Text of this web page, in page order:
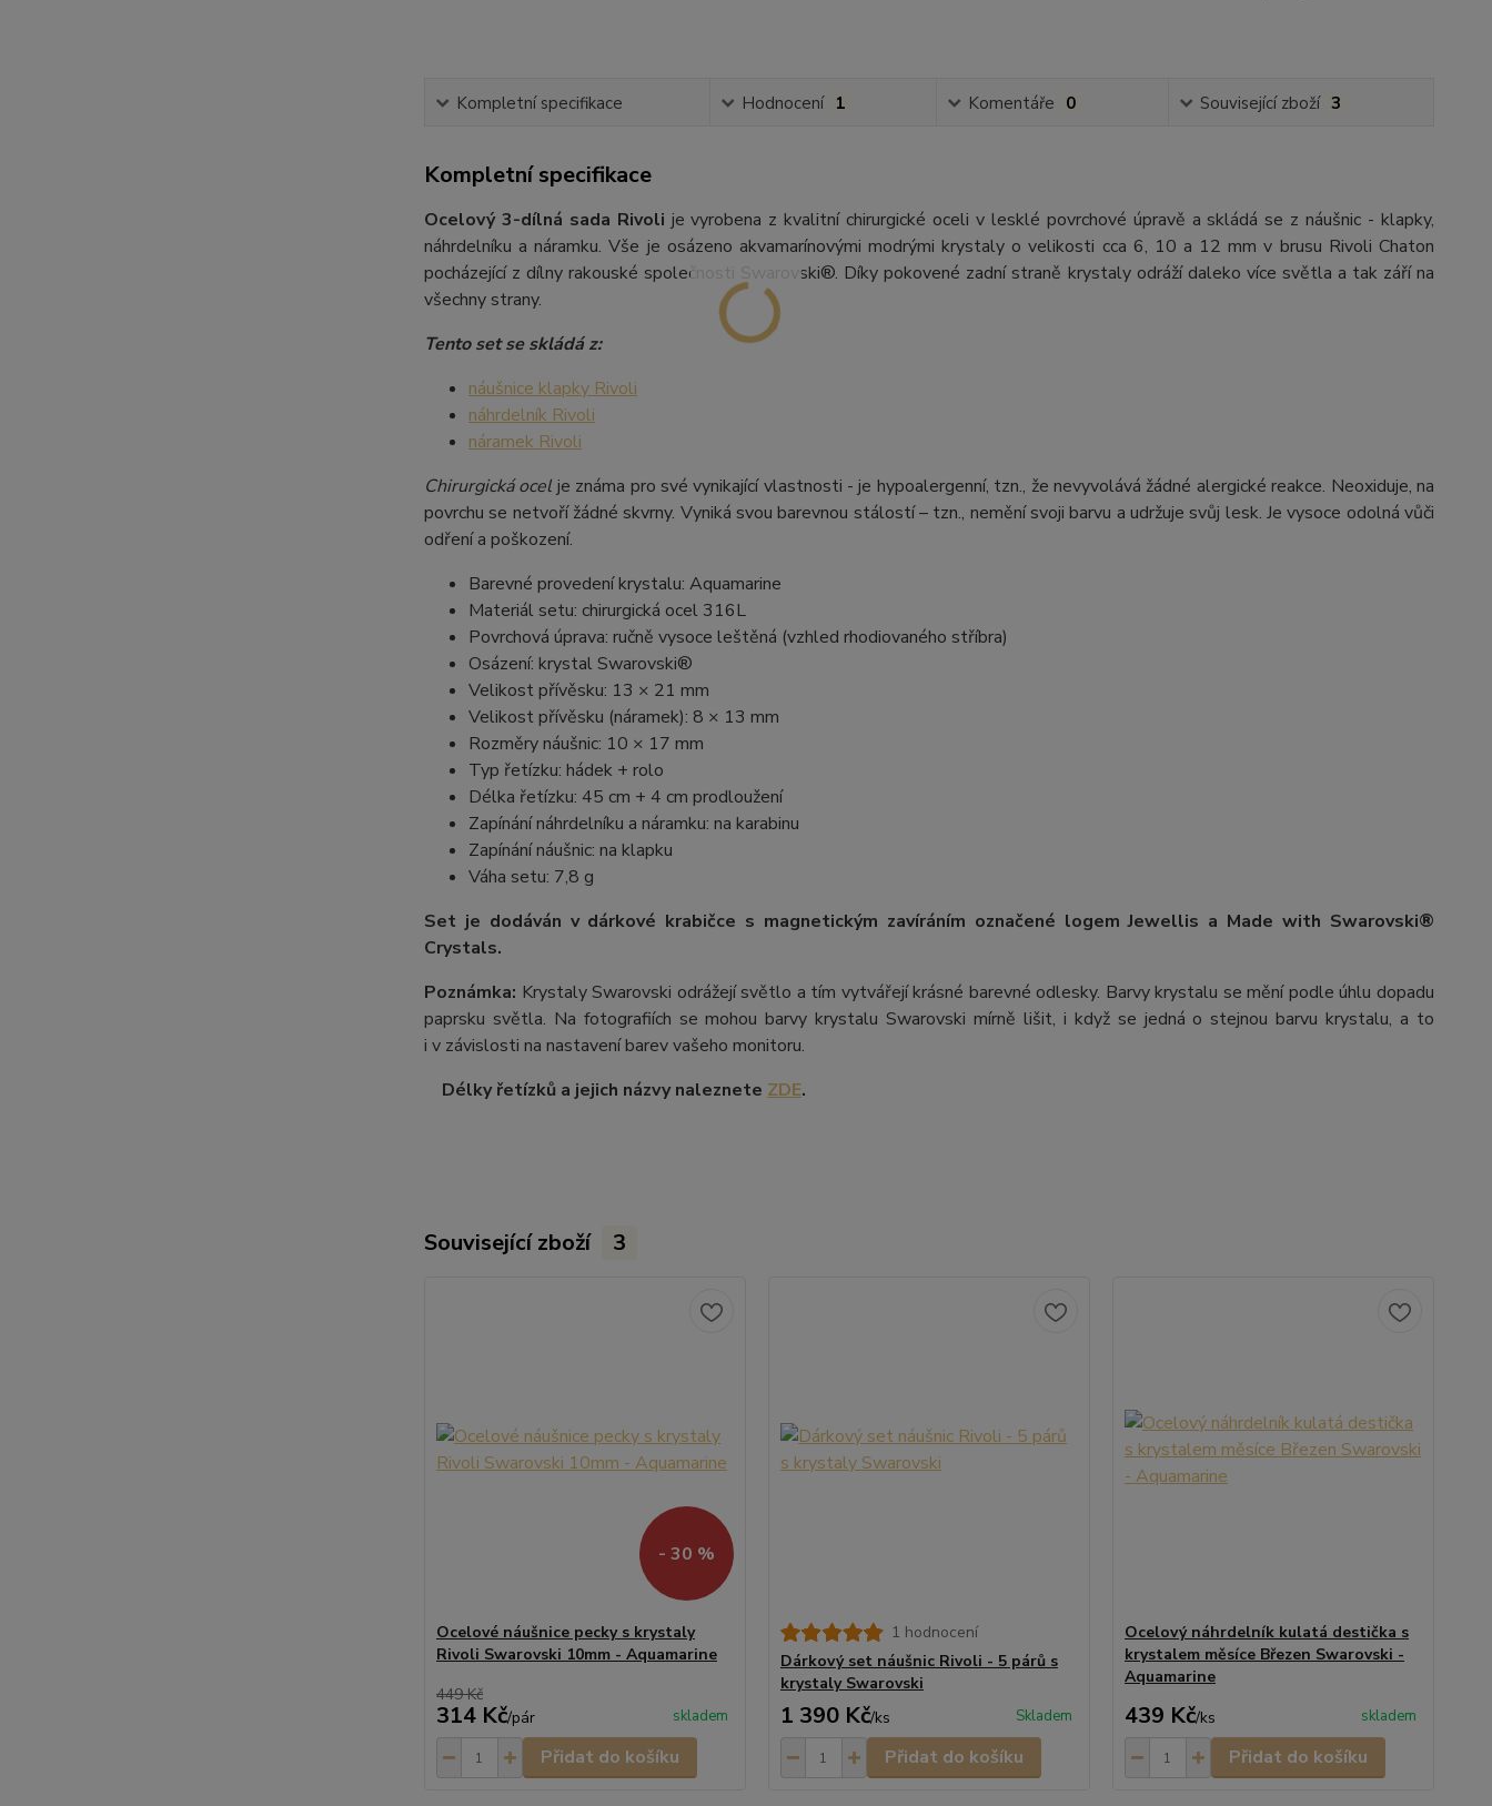
Kompletní specifikace Hodnocení 1 Komentáře 0 Související zboží 3
Kompletní specifikace
Ocelový 3-dílná sada Rivoli je vyrobena z kvalitní chirurgické oceli v lesklé povrchové úpravě a skládá se z náušnic - klapky,
náhrdelníku a náramku. Vše je osázeno akvamarínovými modrými krystaly o velikosti cca 6, 10 a 12 mm v brusu Rivoli Chaton
pocházející z dílny rakouské společnosti Swarovski®. Díky pokovené zadní straně krystaly odráží daleko více světla a tak září na
všechny strany.
Tento set se skládá z:
náušnice klapky Rivoli
náhrdelník Rivoli
náramek Rivoli
Chirurgická ocel je známa pro své vynikající vlastnosti - je hypoalergenní, tzn., že nevyvolává žádné alergické reakce. Neoxiduje, na
povrchu se netvoří žádné skvrny. Vyniká svou barevnou stálostí – tzn., nemění svoji barvu a udržuje svůj lesk. Je vysoce odolná vůči
odření a poškození.
Barevné provedení krystalu: Aquamarine
Materiál setu: chirurgická ocel 316L
Povrchová úprava: ručně vysoce leštěná (vzhled rhodiovaného stříbra)
Osázení: krystal Swarovski®
Velikost přívěsku: 13 × 21 mm
Velikost přívěsku (náramek): 8 × 13 mm
Rozměry náušnic: 10 × 17 mm
Typ řetízku: hádek + rolo
Délka řetízku: 45 cm + 4 cm prodloužení
Zapínání náhrdelníku a náramku: na karabinu
Zapínání náušnic: na klapku
Váha setu: 7,8 g
Set je dodáván v dárkové krabičce s magnetickým zavíráním označené logem Jewellis a Made with Swarovski®
Crystals.
Poznámka: Krystaly Swarovski odrážejí světlo a tím vytvářejí krásné barevné odlesky. Barvy krystalu se mění podle úhlu dopadu
paprsku světla. Na fotografiích se mohou barvy krystalu Swarovski mírně lišit, i když se jedná o stejnou barvu krystalu, a to
i v závislosti na nastavení barev vašeho monitoru.
Délky řetízků a jejich názvy naleznete ZDE.
Související zboží 3
- 30 %
Ocelové náušnice pecky s krystaly
Rivoli Swarovski 10mm - Aquamarine
449 Kč
314 Kč/pár skladem
Přidat do košíku
1 hodnocení
Dárkový set náušnic Rivoli - 5 párů s
krystaly Swarovski
1 390 Kč/ks Skladem
Přidat do košíku
Ocelový náhrdelník kulatá destička s
krystalem měsíce Březen Swarovski -
Aquamarine
439 Kč/ks skladem
Přidat do košíku